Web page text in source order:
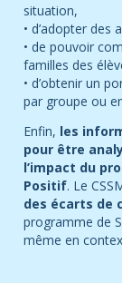
situation,
• d’adopter des
• de pouvoir
familles des
• d’obtenir un
par groupe ou
Enfin, les
pour être
l’impact du
Positif. Le
des écarts de
programme de
même en